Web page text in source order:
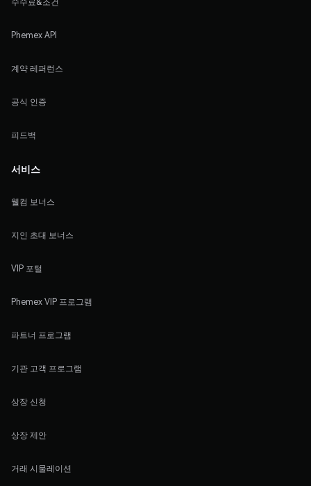
Phemex API
계약 레퍼런스
공식 인증
피드백
서비스
웰컴 보너스
지인 초대 보너스
VIP 포털
Phemex VIP 프로그램
파트너 프로그램
기관 고객 프로그램
상장 신청
상장 제안
거래 시물레이션